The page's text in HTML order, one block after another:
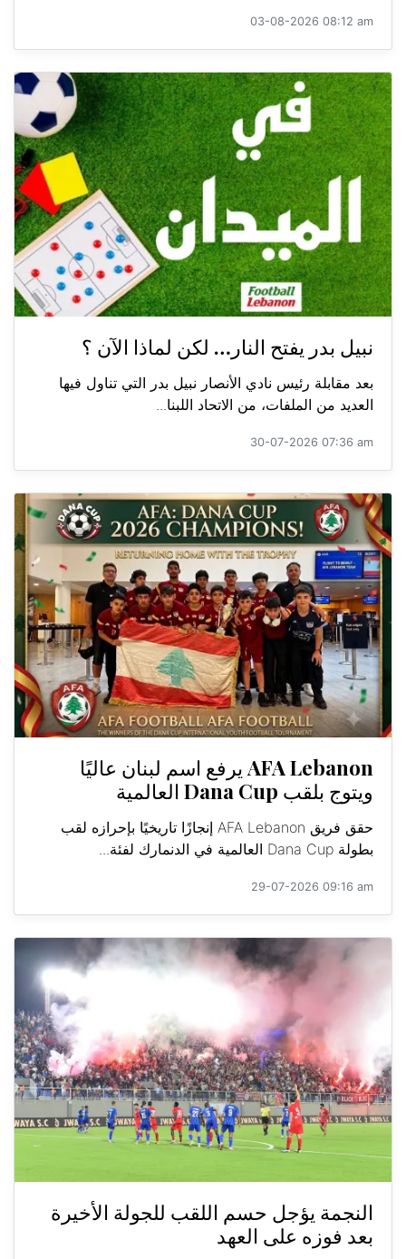
03-08-2026 08:12 am
نبيل بدر يفتح النار… لكن لماذا الآن ؟
بعد مقابلة رئيس نادي الأنصار نبيل بدر التي تناول فيها
العديد من الملفات، من الاتحاد اللبنا...
30-07-2026 07:36 am
AFA Lebanon يرفع اسم لبنان عاليًا
ويتوج بلقب Dana Cup العالمية
حقق فريق AFA Lebanon إنجازًا تاريخيًا بإحرازه لقب
بطولة Dana Cup العالمية في الدنمارك لفئة...
29-07-2026 09:16 am
النجمة يؤجل حسم اللقب للجولة الأخيرة
بعد فوزه على العهد